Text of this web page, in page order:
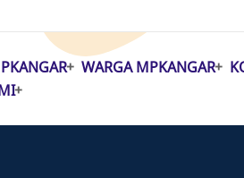
WARGA MPKANGAR